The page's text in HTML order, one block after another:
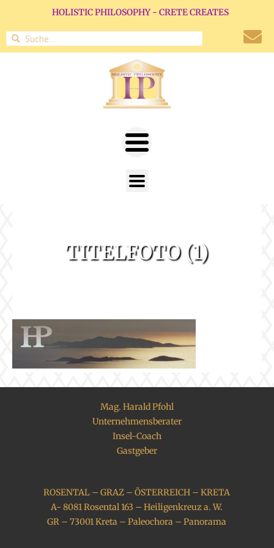
HOLISTIC PHILOSOPHY - CRETE CREATES
TITELFOTO (1)
Mag. Harald Pfohl
Unternehmensberater
Insel-Coach
Gastgeber
ROSENTAL – GRAZ – ÖSTERREICH – KRETA
A- 8081 Rosental 163 – Heiligenkreuz a. W.
GR – 73001 Kreta – Paleochora – Panorama